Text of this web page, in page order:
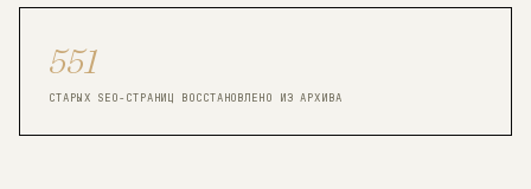
551
СТАРЫХ SEO-СТРАНИЦ ВОССТАНОВЛЕНО ИЗ АРХИВА